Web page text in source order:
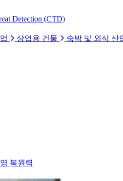
Detection (CTD)
상업용 건물 숙박 및 외식 산
복원력